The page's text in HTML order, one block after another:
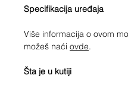
Specifikacija uređaja
Više informacija o ovom
možeš naći ovde.
Šta je u kutiji